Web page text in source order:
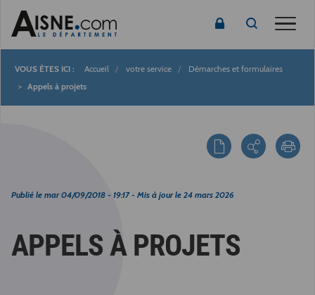
Fil
Accueil votre service
Démarches et formulaires
Appels à projets
Publié le mar 04/09/2018 - 19:17 - Mis à jour le 24 mars 2026
APPELS À PROJETS